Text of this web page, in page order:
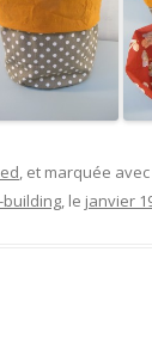
, et marquée avec
, le janvier